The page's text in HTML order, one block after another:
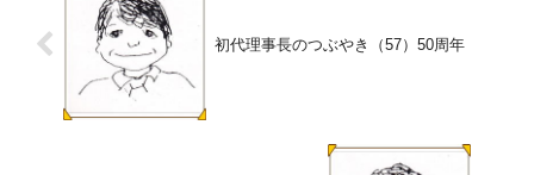
初代理事長のつぶやき（57）50周年